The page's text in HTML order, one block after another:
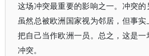
这场冲突最重要的影响之一。冲突的
虽然总被欧洲国家视为邻居，但事
把自己当作欧洲一员。总之，这是一
冲突。